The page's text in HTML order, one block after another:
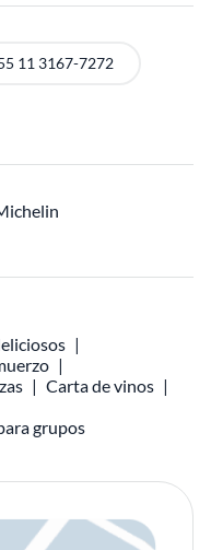
11 3167-7272
Carta de vinos
grupos